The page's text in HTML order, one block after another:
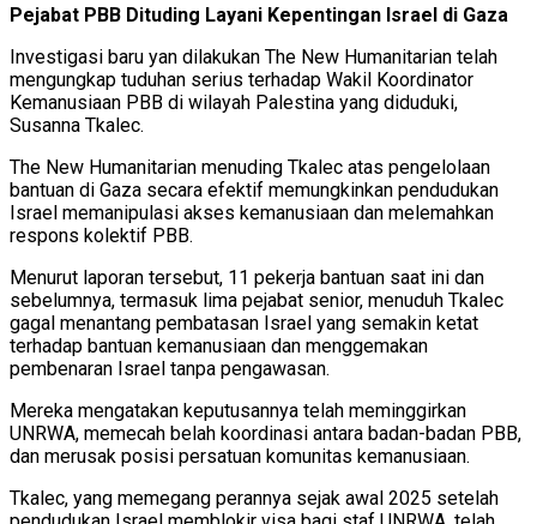
Pejabat PBB Dituding Layani Kepentingan Israel di Gaza
Investigasi baru yan dilakukan The New Humanitarian telah
mengungkap tuduhan serius terhadap Wakil Koordinator
Kemanusiaan PBB di wilayah Palestina yang diduduki,
Susanna Tkalec.
The New Humanitarian menuding Tkalec atas pengelolaan
bantuan di Gaza secara efektif memungkinkan pendudukan
Israel memanipulasi akses kemanusiaan dan melemahkan
respons kolektif PBB.
Menurut laporan tersebut, 11 pekerja bantuan saat ini dan
sebelumnya, termasuk lima pejabat senior, menuduh Tkalec
gagal menantang pembatasan Israel yang semakin ketat
terhadap bantuan kemanusiaan dan menggemakan
pembenaran Israel tanpa pengawasan.
Mereka mengatakan keputusannya telah meminggirkan
UNRWA, memecah belah koordinasi antara badan-badan PBB,
dan merusak posisi persatuan komunitas kemanusiaan.
Tkalec, yang memegang perannya sejak awal 2025 setelah